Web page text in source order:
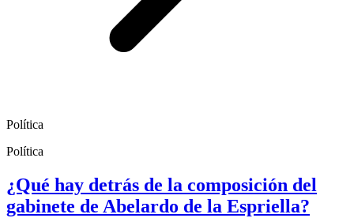
Política
Política
¿Qué hay detrás de la composición del
gabinete de Abelardo de la Espriella?